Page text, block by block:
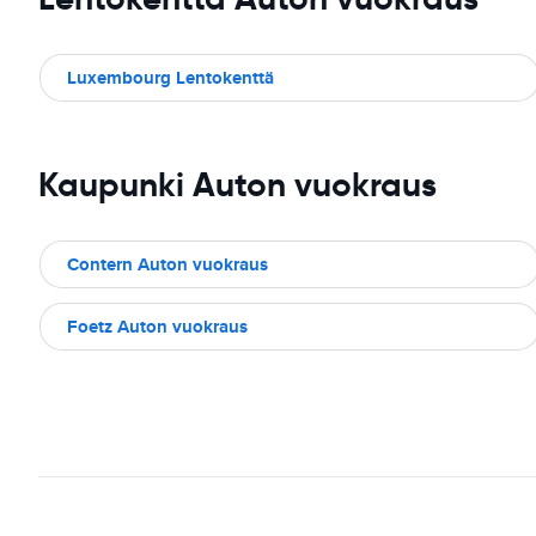
Luxembourg Lentokenttä
Kaupunki Auton vuokraus
Contern Auton vuokraus
Foetz Auton vuokraus